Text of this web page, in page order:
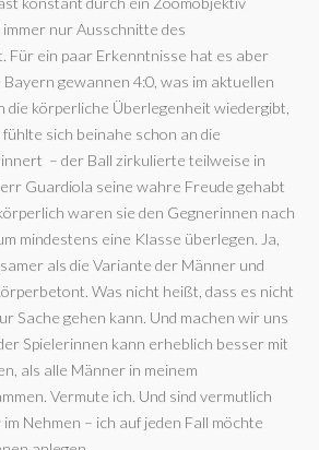
nur Ausschnitte des
Für ein paar Erkenntnisse hat es aber
gewannen 4:0, was im aktuellen
die körperliche Überlegenheit wiedergibt,
sich beinahe schon an die
– der Ball zirkulierte teilweise in
Guardiola seine wahre Freude gehabt
waren sie den Gegnerinnen nach
mindestens eine Klasse überlegen. Ja,
als die Variante der Männer und
Was nicht heißt, dass es nicht
Sache gehen kann. Und machen wir uns
Spielerinnen kann erheblich besser mit
als alle Männer in meinem
Vermute ich. Und sind vermutlich
Nehmen – ich auf jeden Fall möchte